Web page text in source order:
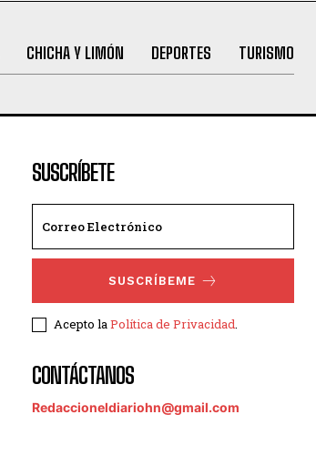
CHICHA Y LIMÓN DEPORTES TURISMO
SUSCRÍBETE
SUSCRÍBEME
Acepto laPolítica de Privacidad.
CONTÁCTANOS
Redaccioneldiariohn@gmail.com